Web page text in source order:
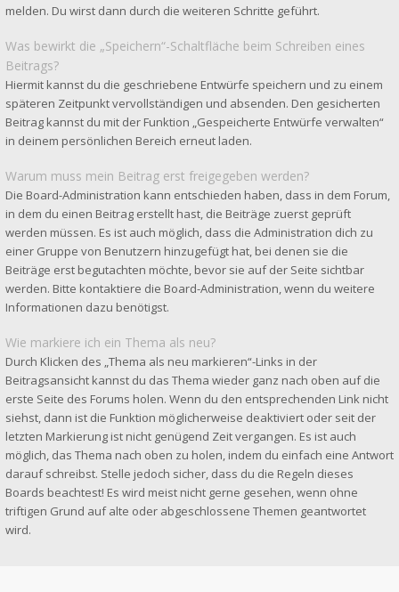
melden. Du wirst dann durch die weiteren Schritte geführt.
Was bewirkt die „Speichern“-Schaltfläche beim Schreiben eines
Beitrags?
Hiermit kannst du die geschriebene Entwürfe speichern und zu einem
späteren Zeitpunkt vervollständigen und absenden. Den gesicherten
Beitrag kannst du mit der Funktion „Gespeicherte Entwürfe verwalten“
in deinem persönlichen Bereich erneut laden.
Warum muss mein Beitrag erst freigegeben werden?
Die Board-Administration kann entschieden haben, dass in dem Forum,
in dem du einen Beitrag erstellt hast, die Beiträge zuerst geprüft
werden müssen. Es ist auch möglich, dass die Administration dich zu
einer Gruppe von Benutzern hinzugefügt hat, bei denen sie die
Beiträge erst begutachten möchte, bevor sie auf der Seite sichtbar
werden. Bitte kontaktiere die Board-Administration, wenn du weitere
Informationen dazu benötigst.
Wie markiere ich ein Thema als neu?
Durch Klicken des „Thema als neu markieren“-Links in der
Beitragsansicht kannst du das Thema wieder ganz nach oben auf die
erste Seite des Forums holen. Wenn du den entsprechenden Link nicht
siehst, dann ist die Funktion möglicherweise deaktiviert oder seit der
letzten Markierung ist nicht genügend Zeit vergangen. Es ist auch
möglich, das Thema nach oben zu holen, indem du einfach eine Antwort
darauf schreibst. Stelle jedoch sicher, dass du die Regeln dieses
Boards beachtest! Es wird meist nicht gerne gesehen, wenn ohne
triftigen Grund auf alte oder abgeschlossene Themen geantwortet
wird.